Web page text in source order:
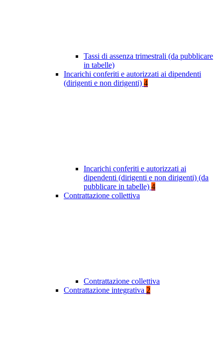
Tassi di assenza trimestrali (da pubblicare
in tabelle)
Incarichi conferiti e autorizzati ai dipendenti
(dirigenti e non dirigenti) 4
Incarichi conferiti e autorizzati ai
dipendenti (dirigenti e non dirigenti) (da
pubblicare in tabelle) 4
Contrattazione collettiva
Contrattazione collettiva
Contrattazione integrativa 2